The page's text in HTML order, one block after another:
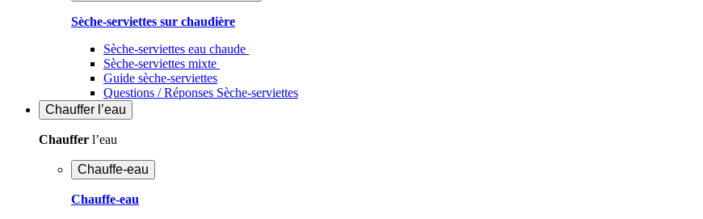
Sèche-serviettes sur chaudière
Sèche-serviettes eau chaude
Sèche-serviettes mixte
Guide sèche-serviettes
Questions / Réponses Sèche-serviettes
Chauffer l’eau
Chauffer l’eau
Chauffe-eau
Chauffe-eau